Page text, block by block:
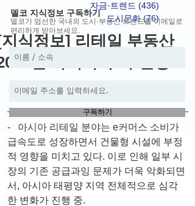
자금·트렌드 (436)
도시문화 (76)게시물 76
식정보] 리테일 부동산
년 아시아 투자 전망
-   아시아 리테일 분야는 e커머스 소비가
급속도로 성장하면서 건물형 시설에 부정
적 영향을 미치고 있다. 이로 인해 일부 시
장의 기존 공급과잉 문제가 더욱 악화되면
서, 아시아 태평양 지역 전체적으로 심각
한 변화가 진행 중.
델코 지식정보 구독하기
델코가 엄선한 국내외 도시·부동산 트렌드를 이메일로
편리하게 받아보세요.
구독하기